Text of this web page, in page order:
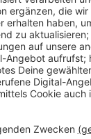
auf
sind und auch